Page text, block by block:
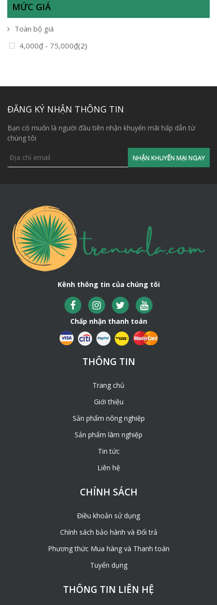
MỨC GIÁ
Toàn bộ giá
4,000₫ - 75,000₫(2)
ĐĂNG KÝ NHẬN THÔNG TIN
Bạn có muốn là người đầu tiên nhận khuyến mãi hấp dẫn từ
chúng tôi
Kênh thông tin của chúng tôi
Chấp nhận thanh toán
THÔNG TIN
Trang chủ
Giới thiệu
Sản phẩm nông nghiệp
Sản phẩm lâm nghiệp
Tin tức
Liên hệ
CHÍNH SÁCH
Điều khoản sử dụng
Chính sách bảo hành và Đổi trả
Phương thức Mua hàng và Thanh toán
Tuyển dụng
THÔNG TIN LIÊN HỆ